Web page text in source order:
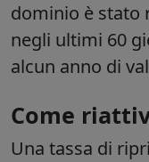
dominio è stato
negli ultimi 60
alcun anno di
Come
Una tassa di